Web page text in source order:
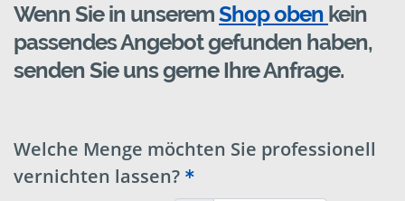
Wenn Sie in unseremShop oben kein
passendes Angebot gefunden haben,
senden Sie uns gerne Ihre Anfrage.
Welche Menge möchten Sie professionell
vernichten lassen?